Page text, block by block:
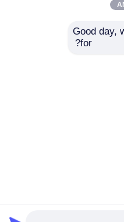
Good day,
for?